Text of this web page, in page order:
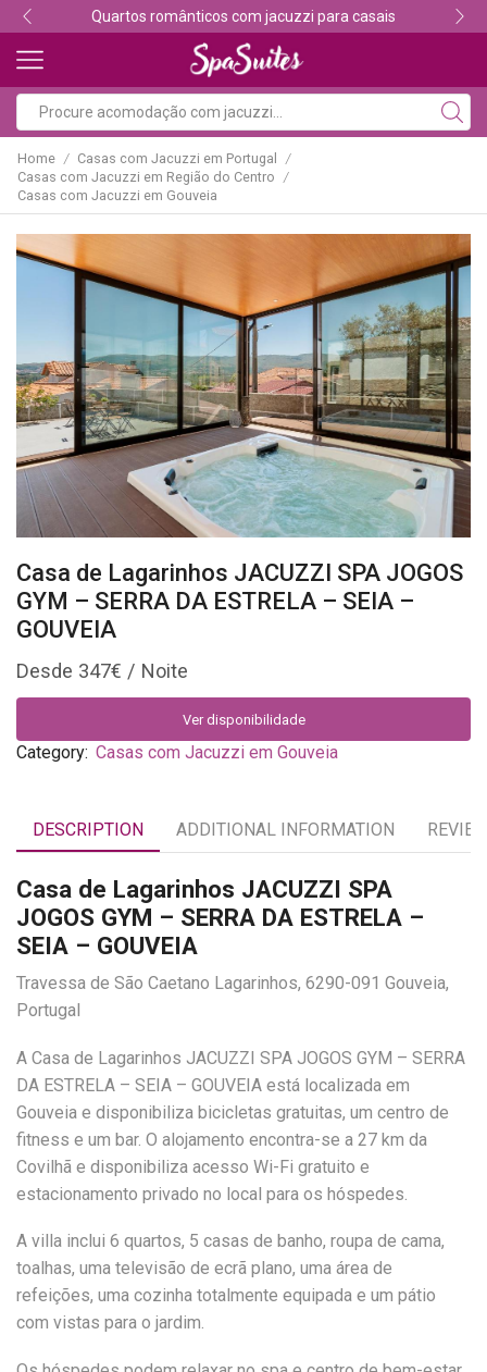
Descubra os melhores alojamentos com jacuzzi
Home / Casas com Jacuzzi em Portugal /
Casas com Jacuzzi em Região do Centro /
Casas com Jacuzzi em Gouveia
Casa de Lagarinhos JACUZZI SPA JOGOS
GYM – SERRA DA ESTRELA – SEIA –
GOUVEIA
347€
Ver disponibilidade
Category: Casas com Jacuzzi em Gouveia
DESCRIPTION ADDITIONAL INFORMATION
Casa de Lagarinhos JACUZZI SPA
JOGOS GYM – SERRA DA ESTRELA –
SEIA – GOUVEIA
Travessa de São Caetano Lagarinhos, 6290-091 Gouveia,
Portugal
A Casa de Lagarinhos JACUZZI SPA JOGOS GYM – SERRA
DA ESTRELA – SEIA – GOUVEIA está localizada em
Gouveia e disponibiliza bicicletas gratuitas, um centro de
fitness e um bar. O alojamento encontra-se a 27 km da
Covilhã e disponibiliza acesso Wi-Fi gratuito e
estacionamento privado no local para os hóspedes.
A villa inclui 6 quartos, 5 casas de banho, roupa de cama,
toalhas, uma televisão de ecrã plano, uma área de
refeições, uma cozinha totalmente equipada e um pátio
com vistas para o jardim.